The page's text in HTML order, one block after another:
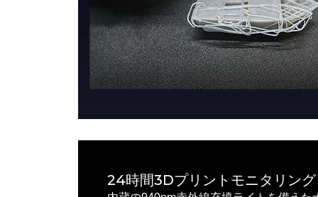
24時間3Dプリントモニタリング